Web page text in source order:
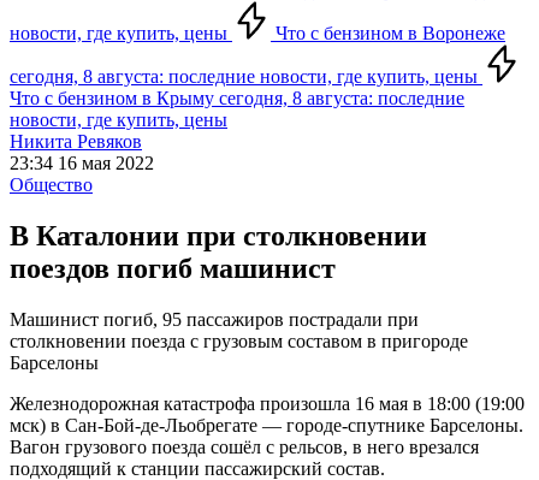
новости, где купить, цены Что с бензином в Воронеже
сегодня, 8 августа: последние новости, где купить, цены
Что с бензином в Крыму сегодня, 8 августа: последние
новости, где купить, цены
Никита Ревяков
23:34 16 мая 2022
Общество
В Каталонии при столкновении
поездов погиб машинист
Машинист погиб, 95 пассажиров пострадали при
столкновении поезда с грузовым составом в пригороде
Барселоны
Железнодорожная катастрофа произошла 16 мая в 18:00 (19:00
мск) в Сан-Бой-де-Льобрегате — городе-спутнике Барселоны.
Вагон грузового поезда сошёл с рельсов, в него врезался
подходящий к станции пассажирский состав.